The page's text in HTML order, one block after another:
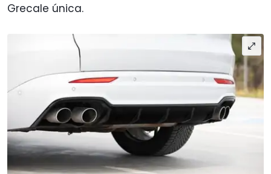
Grecale única.